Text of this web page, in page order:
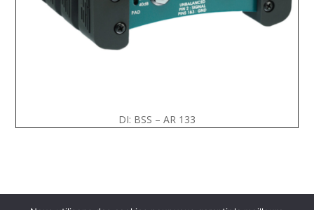
DI: BSS – AR 133